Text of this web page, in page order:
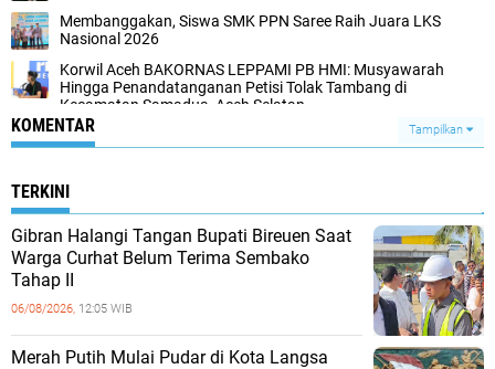
Membanggakan, Siswa SMK PPN Saree Raih Juara LKS
Nasional 2026
Korwil Aceh BAKORNAS LEPPAMI PB HMI: Musyawarah
Hingga Penandatanganan Petisi Tolak Tambang di
Kecamatan Samadua, Aceh Selatan
KOMENTAR Tampilkan
TERKINI
Gibran Halangi Tangan Bupati Bireuen Saat
Warga Curhat Belum Terima Sembako
Tahap II
06/08/2026, 12:05 WIB
Merah Putih Mulai Pudar di Kota Langsa